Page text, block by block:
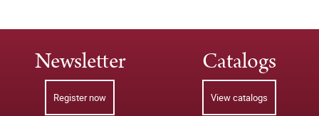
Newsletter
Register now
Catalogs
View catalogs